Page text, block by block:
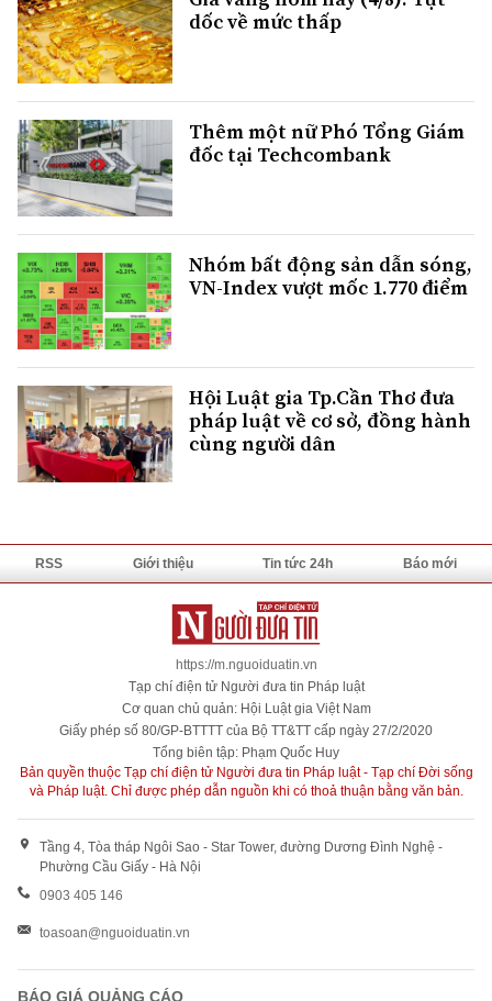
dốc về mức thấp
Thêm một nữ Phó Tổng Giám
đốc tại Techcombank
Nhóm bất động sản dẫn sóng,
VN-Index vượt mốc 1.770 điểm
Hội Luật gia Tp.Cần Thơ đưa
pháp luật về cơ sở, đồng hành
cùng người dân
RSS Giới thiệu Tin tức 24h Báo mới
https://m.nguoiduatin.vn
Tạp chí điện tử Người đưa tin Pháp luật
Cơ quan chủ quản: Hội Luật gia Việt Nam
Giấy phép số 80/GP-BTTTT của Bộ TT&TT cấp ngày 27/2/2020
Tổng biên tập: Phạm Quốc Huy
Bản quyền thuộc Tạp chí điện tử Người đưa tin Pháp luật - Tạp chí Đời sống
và Pháp luật. Chỉ được phép dẫn nguồn khi có thoả thuận bằng văn bản.
Tầng 4, Tòa tháp Ngôi Sao - Star Tower, đường Dương Đình Nghệ -
Phường Cầu Giấy - Hà Nội
0903 405 146
toasoan@nguoiduatin.vn
BÁO GIÁ QUẢNG CÁO